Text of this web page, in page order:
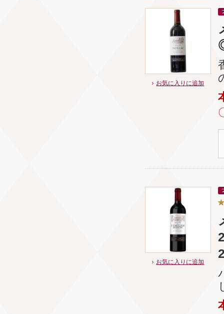
お気に入りに追加
お気に入りに追加